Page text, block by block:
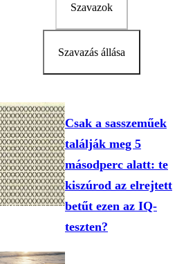
Szavazok
Szavazás állása
Csak a sasszeműek
találják meg 5
másodperc alatt: te
kiszúrod az elrejtett
betűt ezen az IQ-
teszten?